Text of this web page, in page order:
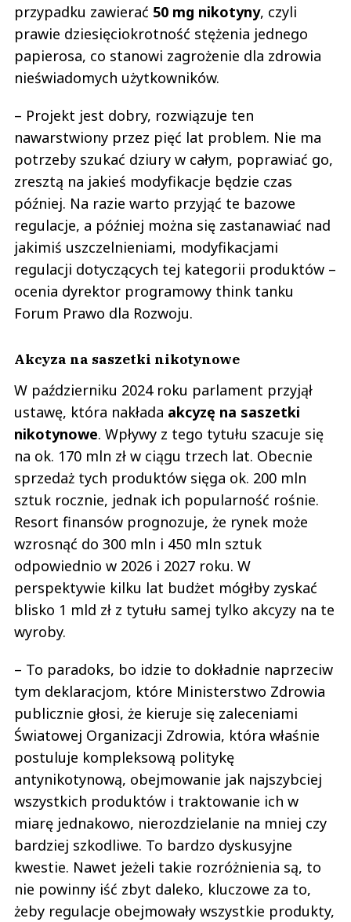
przypadku zawierać 50 mg nikotyny, czyli
prawie dziesięciokrotność stężenia jednego
papierosa, co stanowi zagrożenie dla zdrowia
nieświadomych użytkowników.
– Projekt jest dobry, rozwiązuje ten
nawarstwiony przez pięć lat problem. Nie ma
potrzeby szukać dziury w całym, poprawiać go,
zresztą na jakieś modyfikacje będzie czas
później. Na razie warto przyjąć te bazowe
regulacje, a później można się zastanawiać nad
jakimiś uszczelnieniami, modyfikacjami
regulacji dotyczących tej kategorii produktów –
ocenia dyrektor programowy think tanku
Forum Prawo dla Rozwoju.
Akcyza na saszetki nikotynowe
W październiku 2024 roku parlament przyjął
ustawę, która nakłada akcyzę na saszetki
nikotynowe. Wpływy z tego tytułu szacuje się
na ok. 170 mln zł w ciągu trzech lat. Obecnie
sprzedaż tych produktów sięga ok. 200 mln
sztuk rocznie, jednak ich popularność rośnie.
Resort finansów prognozuje, że rynek może
wzrosnąć do 300 mln i 450 mln sztuk
odpowiednio w 2026 i 2027 roku. W
perspektywie kilku lat budżet mógłby zyskać
blisko 1 mld zł z tytułu samej tylko akcyzy na te
wyroby.
– To paradoks, bo idzie to dokładnie naprzeciw
tym deklaracjom, które Ministerstwo Zdrowia
publicznie głosi, że kieruje się zaleceniami
Światowej Organizacji Zdrowia, która właśnie
postuluje kompleksową politykę
antynikotynową, obejmowanie jak najszybciej
wszystkich produktów i traktowanie ich w
miarę jednakowo, nierozdzielanie na mniej czy
bardziej szkodliwe. To bardzo dyskusyjne
kwestie. Nawet jeżeli takie rozróżnienia są, to
nie powinny iść zbyt daleko, kluczowe za to,
żeby regulacje obejmowały wszystkie produkty,